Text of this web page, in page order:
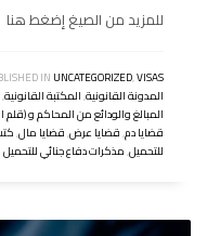
للمزيد من الصيغ إضغط هنا
IN UNCATEGORIZED,VISAS
المدونة القانونية,المكتبة القانونية,
المبالغ والودائع من المحاكم و (قلم
قضايا دم,قضايا عرض,قضايا مال,
للتحميل,مذكرات دفاع جنائي للتحميل